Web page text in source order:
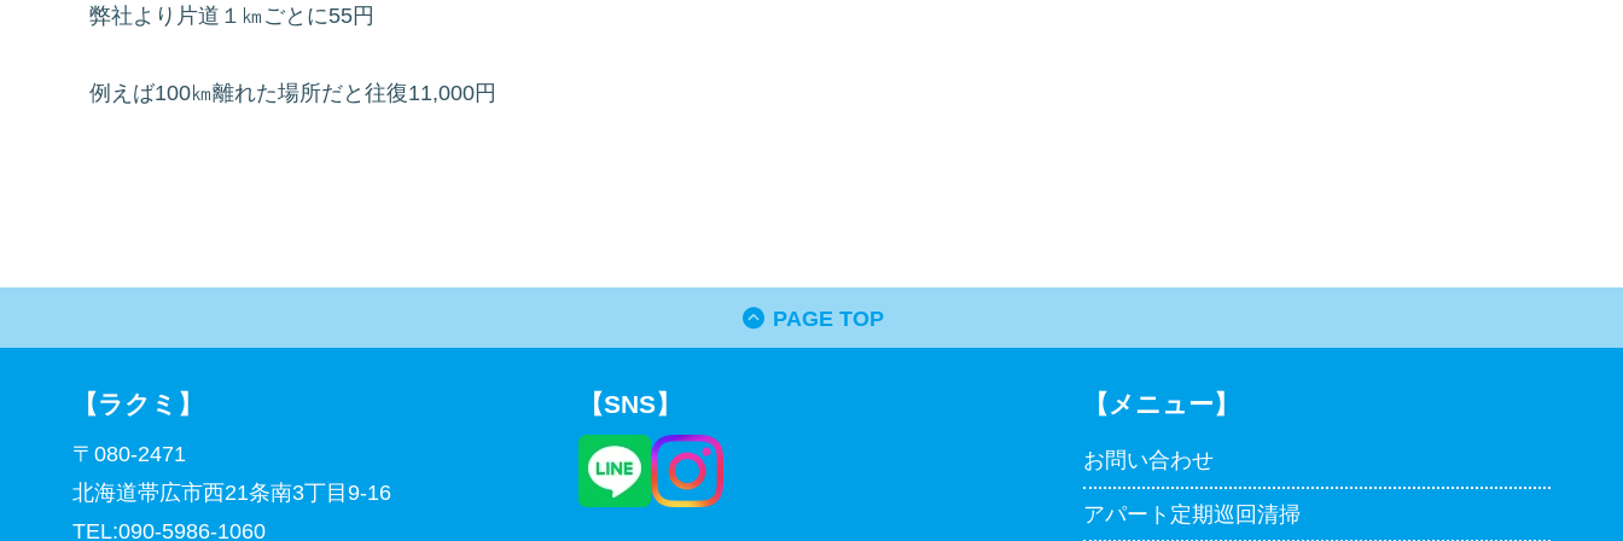
弊社より片道１㎞ごとに55円
例えば100㎞離れた場所だと往復11,000円
PAGE TOP
【ラクミ】
〒080-2471
北海道帯広市西21条南3丁目9-16
TEL:090-5986-1060
【SNS】 【メニュー】
お問い合わせ
アパート定期巡回清掃